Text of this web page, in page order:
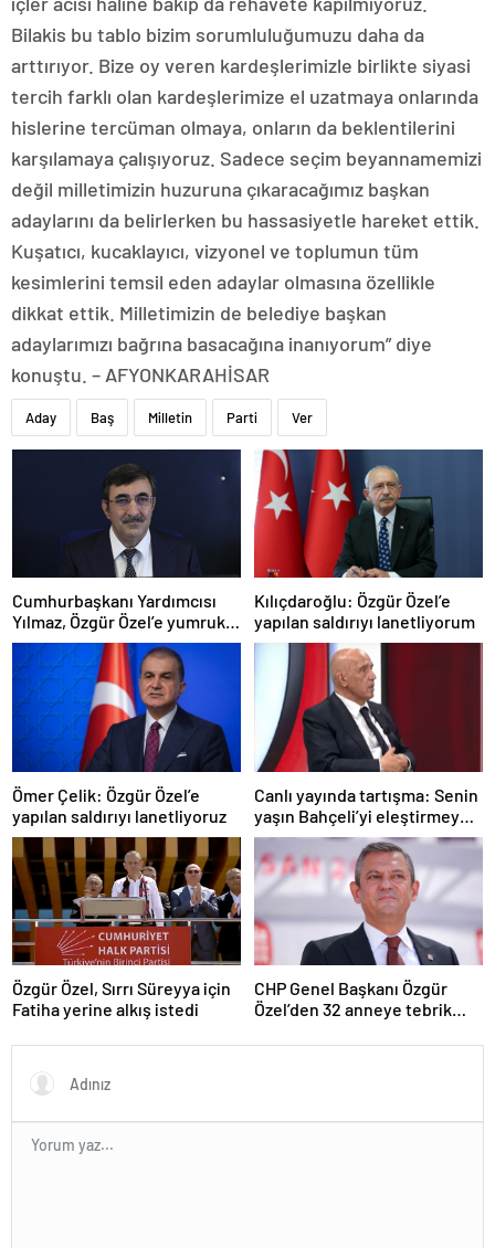
Bilakis bu tablo bizim sorumluluğumuzu daha da
arttırıyor. Bize oy veren kardeşlerimizle birlikte siyasi
tercih farklı olan kardeşlerimize el uzatmaya onlarında
hislerine tercüman olmaya, onların da beklentilerini
karşılamaya çalışıyoruz. Sadece seçim beyannamemizi
değil milletimizin huzuruna çıkaracağımız başkan
adaylarını da belirlerken bu hassasiyetle hareket ettik.
Kuşatıcı, kucaklayıcı, vizyonel ve toplumun tüm
kesimlerini temsil eden adaylar olmasına özellikle
dikkat ettik. Milletimizin de belediye başkan
adaylarımızı bağrına basacağına inanıyorum” diye
konuştu. – AFYONKARAHİSAR
Aday Baş Milletin Parti Ver
Cumhurbaşkanı Yardımcısı
Yılmaz, Özgür Özel’e yumruklu
saldırıyı kınadı
Kılıçdaroğlu: Özgür Özel’e
yapılan saldırıyı lanetliyorum
Ömer Çelik: Özgür Özel’e
yapılan saldırıyı lanetliyoruz
Canlı yayında tartışma: Senin
yaşın Bahçeli’yi eleştirmeye
yetmez
Özgür Özel, Sırrı Süreyya için
Fatiha yerine alkış istedi
CHP Genel Başkanı Özgür
Özel’den 32 anneye tebrik